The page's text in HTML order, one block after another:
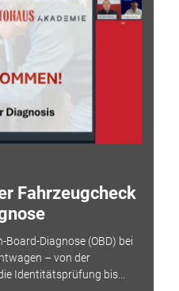
Fahrzeugcheck
Board-Diagnose (OBD) bei
– von der
Identitätsprüfung bis...